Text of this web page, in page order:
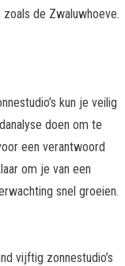
zoals de Zwaluwhoeve.
kun je veilig
doen om te
een verantwoord
om je van een
snel groeien.
vijftig zonnestudio’s